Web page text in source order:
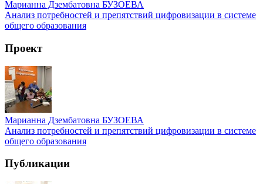
Марианна Дзембатовна БУЗОЕВА
Анализ потребностей и препятствий цифровизации в системе
общего образования
Проект
Марианна Дзембатовна БУЗОЕВА
Анализ потребностей и препятствий цифровизации в системе
общего образования
Публикации